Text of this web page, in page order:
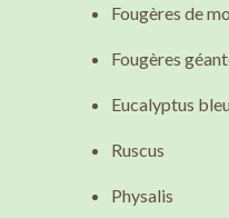
Fougères de
Fougères
Eucalyptus
Ruscus
Physalis